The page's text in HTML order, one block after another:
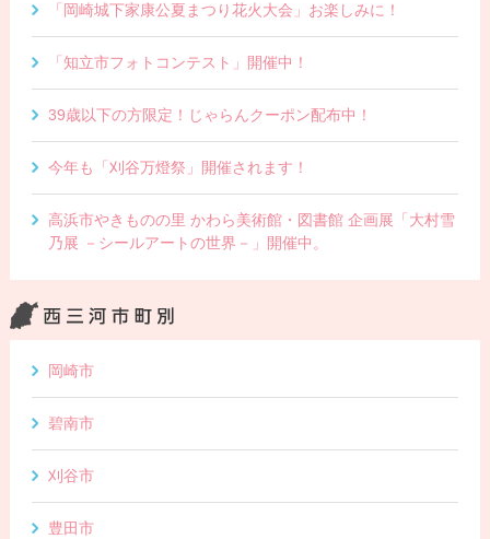
「岡崎城下家康公夏まつり花火大会」お楽しみに！
「知立市フォトコンテスト」開催中！
39歳以下の方限定！じゃらんクーポン配布中！
今年も「刈谷万燈祭」開催されます！
高浜市やきものの里 かわら美術館・図書館 企画展「大村雪
乃展 －シールアートの世界－」開催中。
岡崎市
碧南市
刈谷市
豊田市